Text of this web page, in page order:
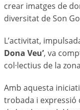
crear imatges de
diversitat de Son
L’activitat,
Dona Veu’, va
col·lectius de la
Amb aquesta
trobada i